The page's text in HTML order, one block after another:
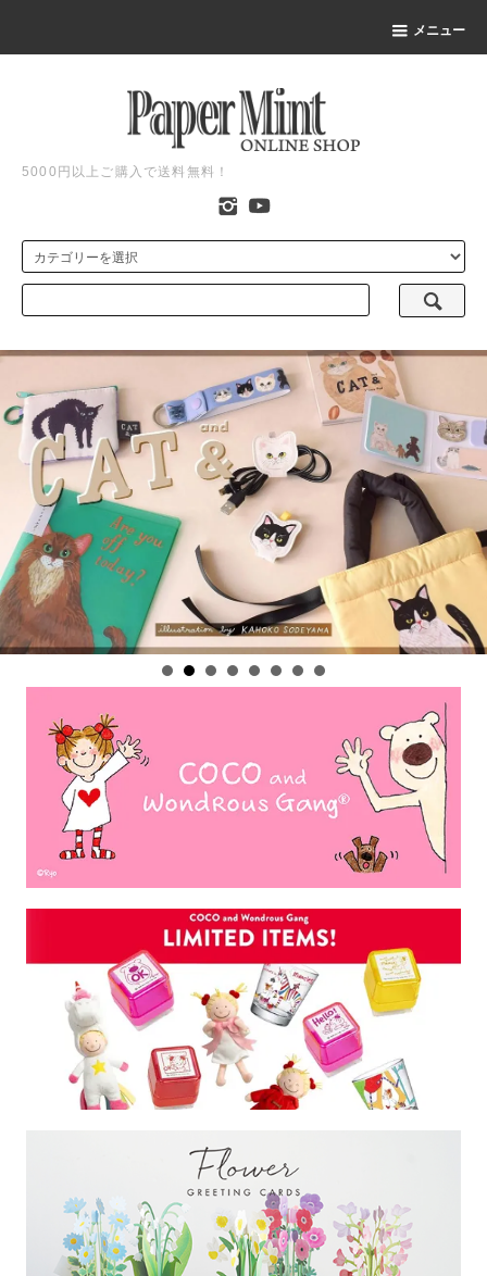
メニュー
5000円以上ご購入で送料無料！